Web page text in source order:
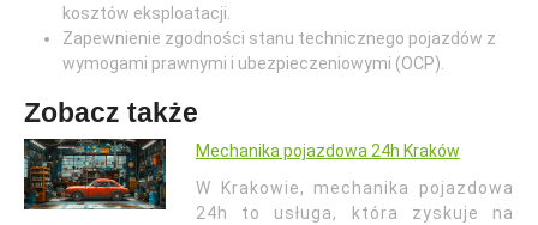
kosztów eksploatacji.
Zapewnienie zgodności stanu technicznego pojazdów z
wymogami prawnymi i ubezpieczeniowymi (OCP).
Zobacz także
Mechanika pojazdowa 24h Kraków
W Krakowie, mechanika pojazdowa
24h to usługa, która zyskuje na